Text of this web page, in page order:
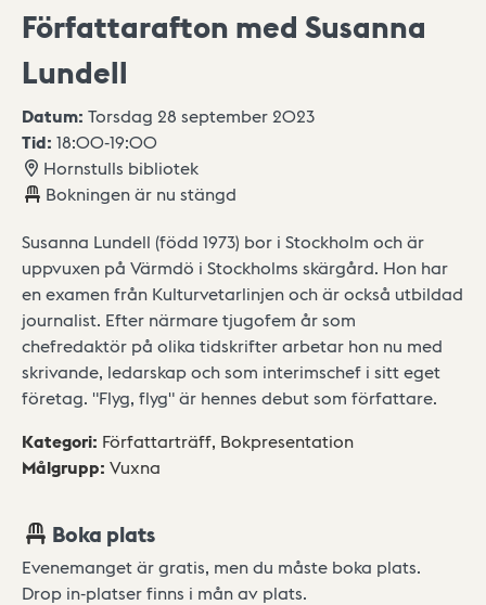
Författarafton med Susanna
Lundell
Datum: Torsdag 28 september 2023
Tid: 18:00-19:00
Hornstulls bibliotek
Bokningen är nu stängd
Susanna Lundell (född 1973) bor i Stockholm och är
uppvuxen på Värmdö i Stockholms skärgård. Hon har
en examen från Kulturvetarlinjen och är också utbildad
journalist. Efter närmare tjugofem år som
chefredaktör på olika tidskrifter arbetar hon nu med
skrivande, ledarskap och som interimschef i sitt eget
företag. "Flyg, flyg" är hennes debut som författare.
Kategori: Författarträff, Bokpresentation
Målgrupp: Vuxna
Boka plats
Evenemanget är gratis, men du måste boka plats.
Drop in-platser finns i mån av plats.